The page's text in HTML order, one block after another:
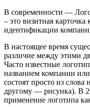
В современности —
– это визитная
идентификации
В настоящее время
различие между этими
Часто известные
названием компании
состоят просто из
другому — рисунка). В
применение логотипа